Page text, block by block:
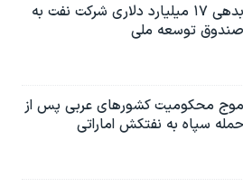
بدهی ۱۷ میلیارد دلاری شرکت نفت به
صندوق توسعه ملی
موج محکومیت کشورهای عربی پس از
حمله سپاه به نفتکش اماراتی